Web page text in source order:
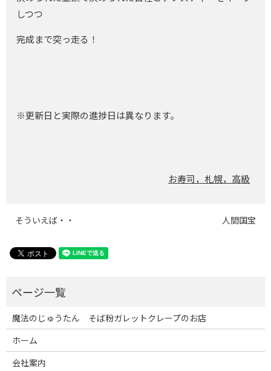
しつつ
完成まで突っ走る！
※更新日と実際の進捗日は異なります。
お寿司，札幌，高級
そういえば・・ 人間国宝
魔法のじゅうたん そば粉ガレットクレープのお店
ホーム
会社案内